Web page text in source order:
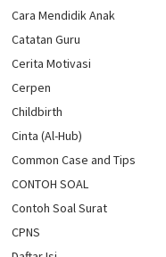
Cara Mendidik Anak
Catatan Guru
Cerita Motivasi
Cerpen
Childbirth
Cinta (Al-Hub)
Common Case and Tips
CONTOH SOAL
Contoh Soal Surat
CPNS